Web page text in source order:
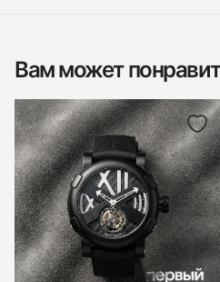
Вам может